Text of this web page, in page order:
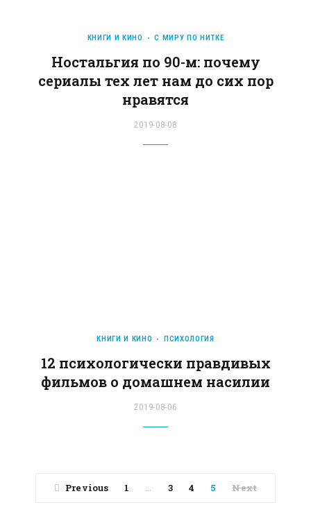
КНИГИ И КИНО С МИРУ ПО НИТКЕ
Ностальгия по 90-м: почему
сериалы тех лет нам до сих пор
нравятся
2019-08-08
КНИГИ И КИНО ПСИХОЛОГИЯ
12 психологически правдивых
фильмов о домашнем насилии
2019-08-06
Previous 1 … 3 4 5 Next